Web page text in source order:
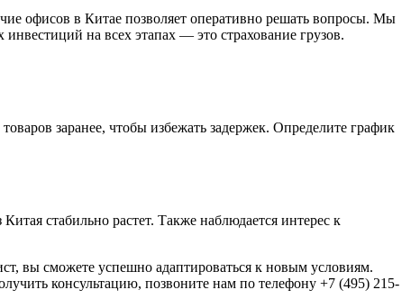
офисов в Китае позволяет оперативно решать вопросы. Мы
на всех этапах — это страхование грузов.
заранее, чтобы избежать задержек. Определите график
стабильно растет. Также наблюдается интерес к
вы сможете успешно адаптироваться к новым условиям.
консультацию, позвоните нам по телефону +7 (495) 215-